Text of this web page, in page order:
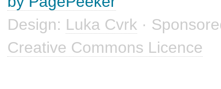
Design: Luka Cvrk ·
Creative Commons Licence